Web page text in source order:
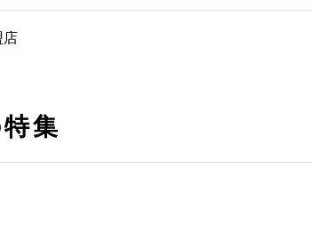
店
集